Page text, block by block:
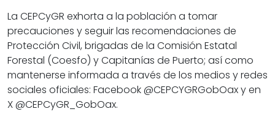
La CEPCyGR exhorta a la población a tomar
precauciones y seguir las recomendaciones de
Protección Civil, brigadas de la Comisión Estatal
Forestal (Coesfo) y Capitanías de Puerto; así como
mantenerse informada a través de los medios y redes
sociales oficiales: Facebook @CEPCYGRGobOax y en
X @CEPCyGR_GobOax.